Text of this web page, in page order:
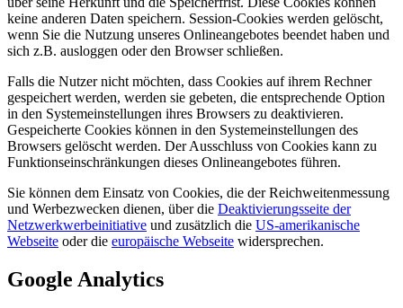
keine anderen Daten speichern. Session-Cookies werden gelöscht,
wenn Sie die Nutzung unseres Onlineangebotes beendet haben und
sich z.B. ausloggen oder den Browser schließen.
Falls die Nutzer nicht möchten, dass Cookies auf ihrem Rechner
gespeichert werden, werden sie gebeten, die entsprechende Option
in den Systemeinstellungen ihres Browsers zu deaktivieren.
Gespeicherte Cookies können in den Systemeinstellungen des
Browsers gelöscht werden. Der Ausschluss von Cookies kann zu
Funktionseinschränkungen dieses Onlineangebotes führen.
Sie können dem Einsatz von Cookies, die der Reichweitenmessung
und Werbezwecken dienen, über die Deaktivierungsseite der
Netzwerkwerbeinitiative und zusätzlich die US-amerikanische
Webseite oder die europäische Webseite widersprechen.
Google Analytics